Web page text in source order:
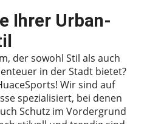
Ihrer Urban-
der sowohl Stil als auch
in der Stadt bietet?
Wir sind auf
spezialisiert, bei denen
Schutz im Vordergrund